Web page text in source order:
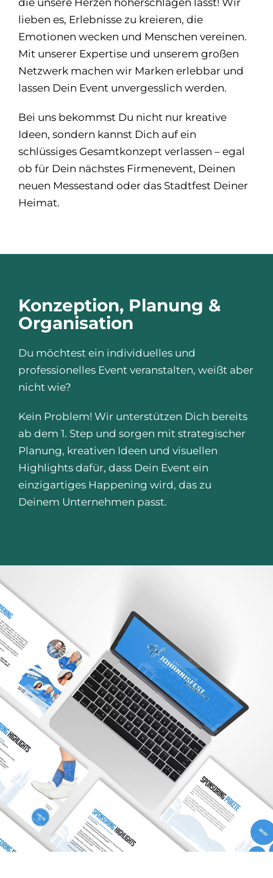
die unsere Herzen höherschlagen lässt! Wir
lieben es, Erlebnisse zu kreieren, die
Emotionen wecken und Menschen vereinen.
Mit unserer Expertise und unserem großen
Netzwerk machen wir Marken erlebbar und
lassen Dein Event unvergesslich werden.
Bei uns bekommst Du nicht nur kreative
Ideen, sondern kannst Dich auf ein
schlüssiges Gesamtkonzept verlassen – egal
ob für Dein nächstes Firmenevent, Deinen
neuen Messestand oder das Stadtfest Deiner
Heimat.
Konzeption, Planung &
Organisation
Du möchtest ein individuelles und
professionelles Event veranstalten, weißt aber
nicht wie?
Kein Problem! Wir unterstützen Dich bereits
ab dem 1. Step und sorgen mit strategischer
Planung, kreativen Ideen und visuellen
Highlights dafür, dass Dein Event ein
einzigartiges Happening wird, das zu
Deinem Unternehmen passt.